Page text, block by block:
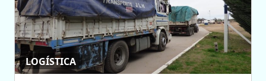
LOGÍSTICA